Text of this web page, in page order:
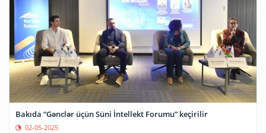
Bakıda “Gənclər üçün Süni İntellekt Forumu” keçirilir
02-05-2025